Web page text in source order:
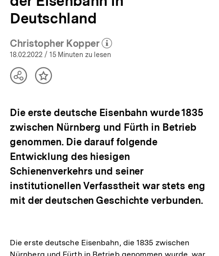
Deutschland
Christopher Kopper
(Mehr zum Autor)
öffnen
18.02.2022 / 15 Minuten zu lesen
TeilenInhalt
Die erste deutsche Eisenbahn wurde 1835
zwischen Nürnberg und Fürth in Betrieb
genommen. Die darauf folgende
Entwicklung des hiesigen
Schienenverkehrs und seiner
institutionellen Verfasstheit war stets eng
mit der deutschen Geschichte verbunden.
Die erste deutsche Eisenbahn, die 1835 zwischen
Nürnberg und Fürth in Betrieb genommen wurde, war